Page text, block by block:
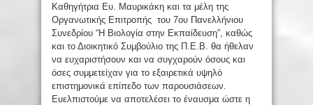
Καθηγήτρια Ευ. Μαυρικάκη και τα μέλη της
Οργανωτικής Επιτροπής του 7ου Πανελλήνιου
Συνεδρίου “Η Βιολογία στην Εκπαίδευση”, καθώς
και το Διοικητικό Συμβούλιο της Π.Ε.Β. θα ήθελαν
να ευχαριστήσουν και να συγχαρούν όσους και
όσες συμμετείχαν για το εξαιρετικά υψηλό
επιστημονικά επίπεδο των παρουσιάσεων.
Ευελπιστούμε να αποτελέσει το έναυσμα ώστε η